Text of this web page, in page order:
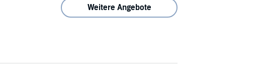
Weitere Angebote